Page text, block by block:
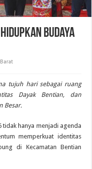
Budaya
tujuh hari sebagai ruang
Dayak Bentian, dan
Besar.
tidak hanya menjadi agenda
memperkuat identitas
di Kecamatan Bentian